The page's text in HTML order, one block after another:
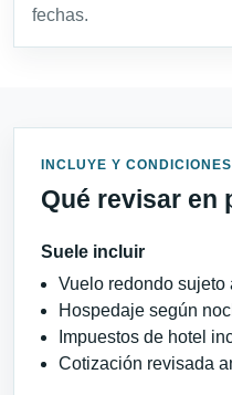
fechas.
INCLUYE Y CONDICIONES
Qué revisar en
Suele incluir
Vuelo redondo sujeto
Hospedaje según
Impuestos de hotel
Cotización revisada